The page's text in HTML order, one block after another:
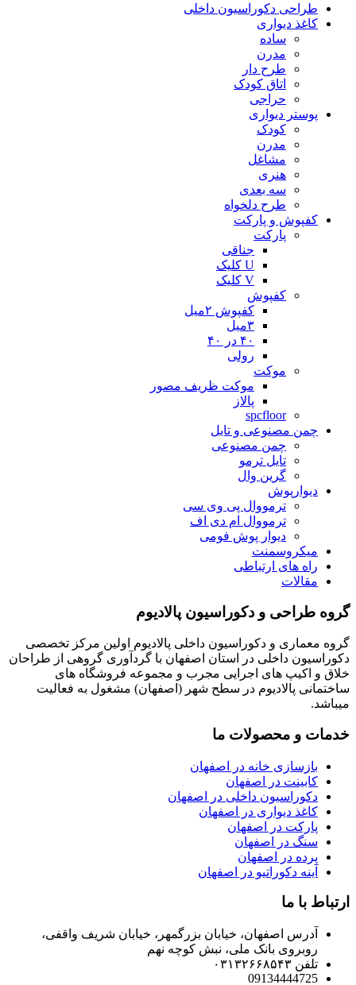
طراحی دکوراسیون داخلی
کاغذ دیواری
ساده
مدرن
طرح دار
اتاق کودک
حراجی
پوستر دیواری
کودک
مدرن
مشاغل
هنری
سه بعدی
طرح دلخواه
کفپوش و پارکت
پارکت
جناقی
U کلیک
V کلیک
کفپوش
کفپوش ۲میل
۳میل
۴۰ در ۴۰
رولی
موکت
موکت ظریف مصور
پالاز
spcfloor
چمن مصنوعی و تایل
چمن مصنوعی
تایل ترمو
گرین وال
دیوارپوش
ترمووال پی وی سی
ترمووال ام دی اف
دیوار پوش فومی
میکروسمنت
راه های ارتباطی
مقالات
گروه طراحی و دکوراسیون پالادیوم
گروه معماری و دکوراسیون داخلی پالادیوم اولین مرکز تخصصی
دکوراسیون داخلی در استان اصفهان با گردآوری گروهی از طراحان
خلاق و اکیپ های اجرایی مجرب و مجموعه فروشگاه های
ساختمانی پالادیوم در سطح شهر (اصفهان) مشغول به فعالیت
میباشد.
خدمات و محصولات ما
بازسازی خانه در اصفهان
کابینت در اصفهان
دکوراسیون داخلی در اصفهان
کاغذ دیواری در اصفهان
پارکت در اصفهان
سنگ در اصفهان
پرده در اصفهان
آينه دکوراتیو در اصفهان
ارتباط با ما
آدرس اصفهان، خیابان بزرگمهر، خیابان شریف واقفی،
روبروی بانک ملی، نبش کوچه نهم
تلفن ۰۳۱۳۲۶۶۸۵۴۳
09134444725